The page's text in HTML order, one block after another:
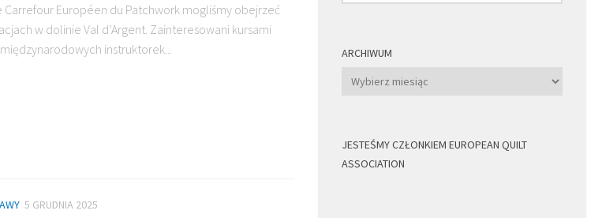
Carrefour Européen du Patchwork mogliśmy obejrzeć
w dolinie Val d’Argent. Zainteresowani kursami
instruktorek...
5 GRUDNIA 2025
ARCHIWUM
Archiwum
JESTEŚMY CZŁONKIEM EUROPEAN QUILT
ASSOCIATION